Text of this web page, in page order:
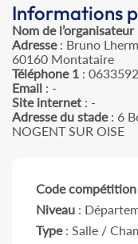
Informations
Nom de l’organisateur
Adresse: Bruno
60160 Montataire
Téléphone 1 :
Email : -
Site internet : -
Adresse du stade: 6
NOGENT SUR OISE
Code compétition
Niveau :
Type: Salle /